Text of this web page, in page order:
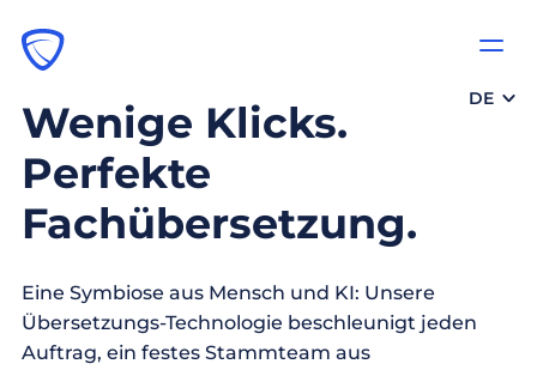
DE
Wenige Klicks.
Perfekte
Fachübersetzung.
Eine Symbiose aus Mensch und KI: Unsere
Übersetzungs-Technologie beschleunigt jeden
Auftrag, ein festes Stammteam aus